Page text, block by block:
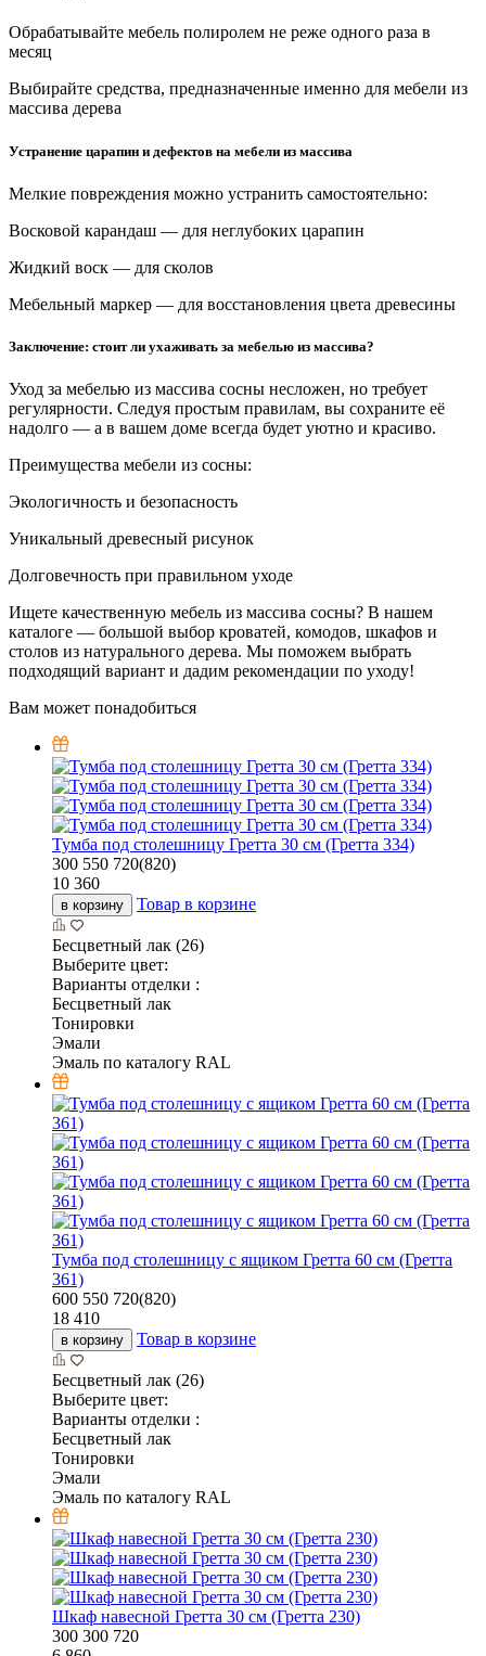
Обрабатывайте мебель полиролем не реже одного раза в
месяц
Выбирайте средства, предназначенные именно для мебели из
массива дерева
Устранение царапин и дефектов на мебели из массива
Мелкие повреждения можно устранить самостоятельно:
Восковой карандаш — для неглубоких царапин
Жидкий воск — для сколов
Мебельный маркер — для восстановления цвета древесины
Заключение: стоит ли ухаживать за мебелью из массива?
Уход за мебелью из массива сосны несложен, но требует
регулярности. Следуя простым правилам, вы сохраните её
надолго — а в вашем доме всегда будет уютно и красиво.
Преимущества мебели из сосны:
Экологичность и безопасность
Уникальный древесный рисунок
Долговечность при правильном уходе
Ищете качественную мебель из массива сосны? В нашем
каталоге — большой выбор кроватей, комодов, шкафов и
столов из натурального дерева. Мы поможем выбрать
подходящий вариант и дадим рекомендации по уходу!
Вам может понадобиться
Тумба под столешницу Гретта 30 см (Гретта 334)
300 550 720(820)
10 360
в корзину Товар в корзине
Бесцветный лак (26)
Выберите цвет:
Варианты отделки :
Бесцветный лак
Тонировки
Эмали
Эмаль по каталогу RAL
Тумба под столешницу с ящиком Гретта 60 см (Гретта
361)
600 550 720(820)
18 410
в корзину Товар в корзине
Бесцветный лак (26)
Выберите цвет:
Варианты отделки :
Бесцветный лак
Тонировки
Эмали
Эмаль по каталогу RAL
Шкаф навесной Гретта 30 см (Гретта 230)
300 300 720